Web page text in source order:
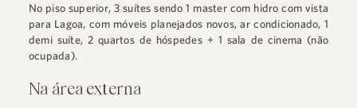
No piso superior, 3 suítes sendo 1 master com hidro com vista
para Lagoa, com móveis planejados novos, ar condicionado, 1
demi suíte, 2 quartos de hóspedes + 1 sala de cinema (não
ocupada).
Na área externa